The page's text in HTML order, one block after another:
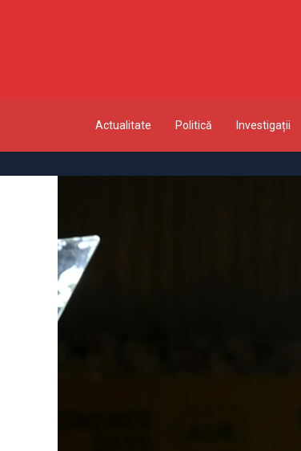
Actualitate Politică Investigații